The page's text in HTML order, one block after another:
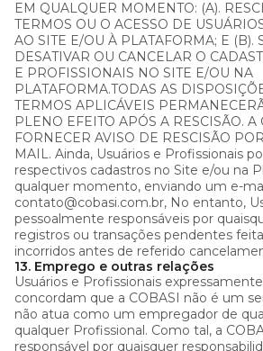
EM QUALQUER MOMENTO: (A).
TERMOS OU O ACESSO DE
AO SITE E/OU À PLATAFORMA; E (B).
DESATIVAR OU CANCELAR O
E PROFISSIONAIS NO SITE E/OU NA
PLATAFORMA.TODAS AS
TERMOS APLICÁVEIS
PLENO EFEITO APÓS A RESCISÃO.
FORNECER AVISO DE RESCISÃO
MAIL. Ainda, Usuários e Profissionais
respectivos cadastros no Site e/ou na
qualquer momento, enviando um e-
contato@cobasi.com.br, No entanto,
pessoalmente responsáveis por
registros ou transações pendentes
incorridos antes de referido
13. Emprego e outras relações
Usuários e Profissionais
concordam que a COBASI não é um
não atua como um empregador de
qualquer Profissional. Como tal, a
responsável por quaisquer